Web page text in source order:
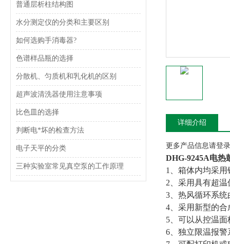
普通层析柱结构图
水分测定仪的分类和主要区别
如何选购手消毒器?
色谱样品瓶的选择
分散机、匀质机和乳化机的区别
超声波清洗器使用注意事项
比色皿的选择
判断电*坏的检查方法
电子天平的分类
三种实验室常见真空泵的工作原理
详细介绍
更多产品信息请登
DHG-9245A电热
1、箱体内均采
2、采用具有超
3、热风循环系
4、采用新型的
5、可以从控温
6、独立限温报